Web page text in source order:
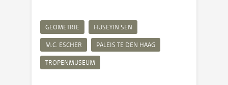
GEOMETRIE HÜSEYIN SEN
M.C. ESCHER PALEIS TE DEN HAAG
TROPENMUSEUM